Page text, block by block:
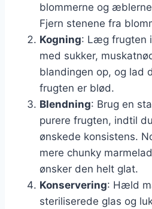
blommerne og
Fjern stenene fra
Kogning: Læg frugten
med sukker,
blandingen op, og lad
frugten er blød.
Blendning: Brug en
purere frugten, indtil
ønskede konsistens.
mere chunky
ønsker den helt glat.
Konservering: Hæld
steriliserede glas og